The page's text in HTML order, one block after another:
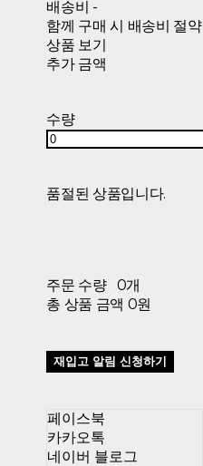
배송비 -
함께 구매 시 배송비 절약
상품 보기
추가 금액
수량
품절된 상품입니다.
주문 수량
0개
총 상품 금액 0원
재입고 알림 신청하기
페이스북
카카오톡
네이버 블로그